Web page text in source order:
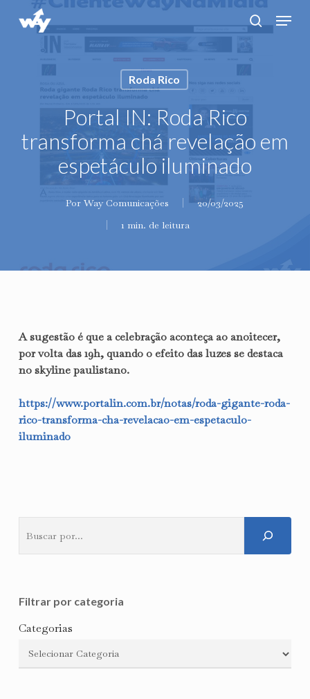
search
Menu
Roda Rico
Portal IN: Roda Rico
transforma chá revelação em
espetáculo iluminado
Por Way Comunicações
20/03/2025
1 min. de leitura
A sugestão é que a celebração aconteça aoanoitecer,
por volta das 19h, quando oefeito das luzes se destaca
no skyline paulistano.
https://www.portalin.com.br/notas/roda-gigante-roda-
rico-transforma-cha-revelacao-em-espetaculo-
iluminado
Filtrar por categoria
Categorias